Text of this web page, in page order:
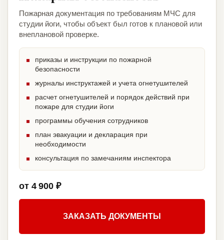
Пожарная документация по требованиям МЧС для
студии йоги, чтобы объект был готов к плановой или
внеплановой проверке.
приказы и инструкции по пожарной
безопасности
журналы инструктажей и учета огнетушителей
расчет огнетушителей и порядок действий при
пожаре для студии йоги
программы обучения сотрудников
план эвакуации и декларация при
необходимости
консультация по замечаниям инспектора
от 4 900 ₽
ЗАКАЗАТЬ ДОКУМЕНТЫ